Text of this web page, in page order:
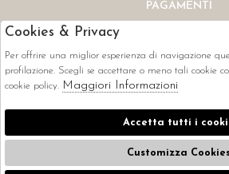
PAGAMENTI
CORRIERI
Cookies & Privacy
Per offrire una miglior esperienza di navigazione
profilazione. Scegli se accettare o meno tali cookie
cookie policy. Maggiori Informazioni
Accetta tutti i
Customizza